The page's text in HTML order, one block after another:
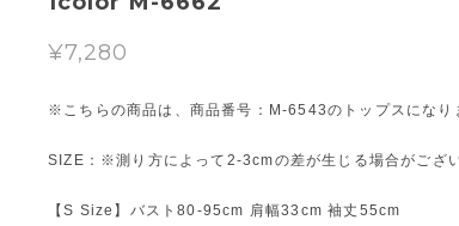
¥7,280
※こちらの商品は、商品番号：M-6543のトップスになり
SIZE：※測り方によって2-3cmの差が生じる場合がござい
【S Size】バスト80-95cm 肩幅33cm 袖丈55cm